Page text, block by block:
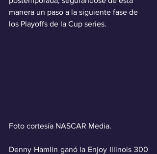
manera un paso a la siguiente fase de
los Playoffs de la Cup series.
Foto cortesía NASCAR Media.
Denny Hamlin ganó la Enjoy Illinois 300